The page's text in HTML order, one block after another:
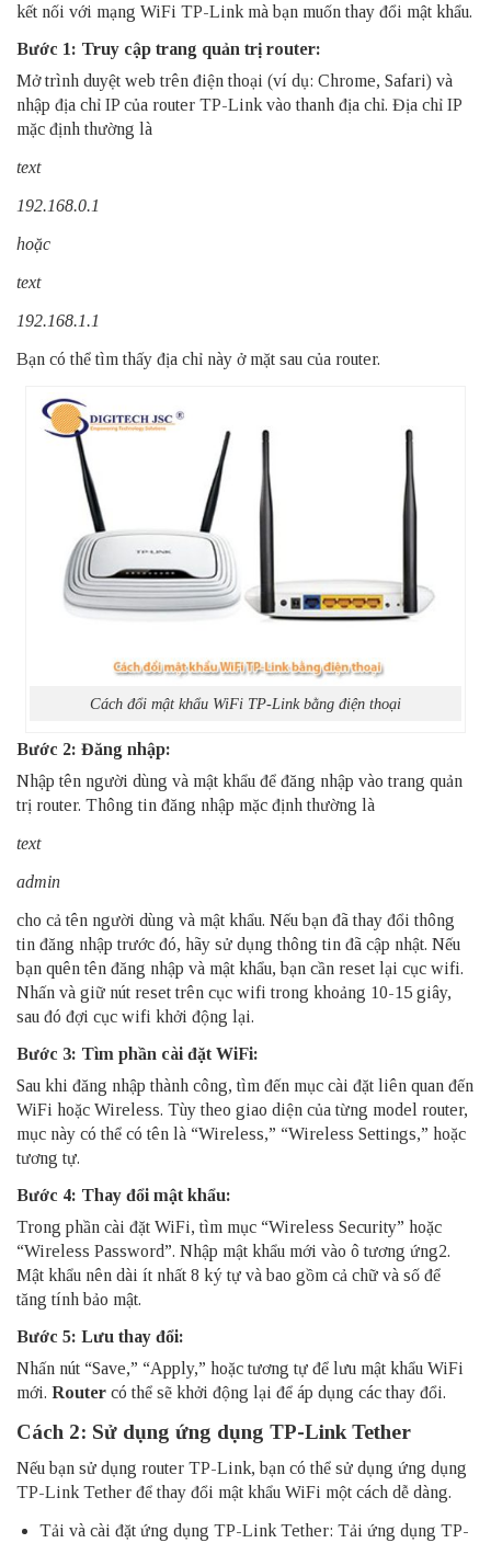
kết nối với mạng WiFi TP-Link mà bạn muốn thay đổi mật khẩu.
Bước 1: Truy cập trang quản trị router:
Mở trình duyệt web trên điện thoại (ví dụ: Chrome, Safari) và
nhập địa chỉ IP của router TP-Link vào thanh địa chỉ. Địa chỉ IP
mặc định thường là
text
192.168.0.1
hoặc
text
192.168.1.1
Bạn có thể tìm thấy địa chỉ này ở mặt sau của router.
Cách đổi mật khẩu WiFi TP-Link bằng điện thoại
Bước 2: Đăng nhập:
Nhập tên người dùng và mật khẩu để đăng nhập vào trang quản
trị router. Thông tin đăng nhập mặc định thường là
text
admin
cho cả tên người dùng và mật khẩu. Nếu bạn đã thay đổi thông
tin đăng nhập trước đó, hãy sử dụng thông tin đã cập nhật. Nếu
bạn quên tên đăng nhập và mật khẩu, bạn cần reset lại cục wifi.
Nhấn và giữ nút reset trên cục wifi trong khoảng 10-15 giây,
sau đó đợi cục wifi khởi động lại.
Bước 3: Tìm phần cài đặt WiFi:
Sau khi đăng nhập thành công, tìm đến mục cài đặt liên quan đến
WiFi hoặc Wireless. Tùy theo giao diện của từng model router,
mục này có thể có tên là “Wireless,” “Wireless Settings,” hoặc
tương tự.
Bước 4: Thay đổi mật khẩu:
Trong phần cài đặt WiFi, tìm mục “Wireless Security” hoặc
“Wireless Password”. Nhập mật khẩu mới vào ô tương ứng2.
Mật khẩu nên dài ít nhất 8 ký tự và bao gồm cả chữ và số để
tăng tính bảo mật.
Bước 5: Lưu thay đổi:
Nhấn nút “Save,” “Apply,” hoặc tương tự để lưu mật khẩu WiFi
mới. Router có thể sẽ khởi động lại để áp dụng các thay đổi.
Cách 2: Sử dụng ứng dụng TP-Link Tether
Nếu bạn sử dụng router TP-Link, bạn có thể sử dụng ứng dụng
TP-Link Tether để thay đổi mật khẩu WiFi một cách dễ dàng.
Tải và cài đặt ứng dụng TP-Link Tether: Tải ứng dụng TP-